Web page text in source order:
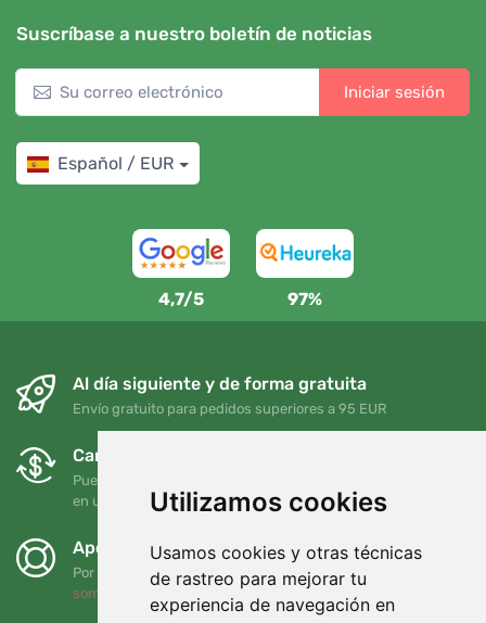
Utilizamos cookies
Usamos cookies y otras técnicas
de rastreo para mejorar tu
experiencia de navegación en
Suscríbase a nuestro boletín de noticias
Iniciar sesión
Español / EUR
4,7/5 97%
Al día siguiente y de forma gratuita
Envío gratuito para pedidos superiores a 95 EUR
Cambios y devoluciones gratuitos
Puede devolver o cambiar su pedido en cualquier momento
en un plazo de 90 días
Apoyamos a Trees.org
Por cada pedido plantamos un árbol. Leer más
somos